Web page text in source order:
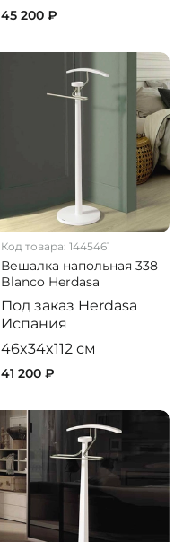
45 200 ₽
Код товара: 1445461
Вешалка напольная 338
Blanco Herdasa
Под заказ Herdasa
Испания
46x34x112 см
41 200 ₽